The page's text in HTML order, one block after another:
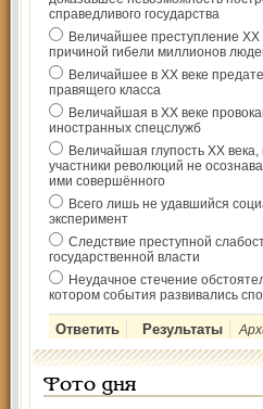
справедливого государства
Величайшее преступление ХХ
причиной гибели миллионов
Величайшее в ХХ веке
правящего класса
Величайшая в ХХ веке
иностранных спецслужб
Величайшая глупость ХХ века,
участники революций не
ими совершённого
Всего лишь не удавшийся
эксперимент
Следствие преступной
государственной власти
Неудачное стечение
котором события развивались
Фото дня